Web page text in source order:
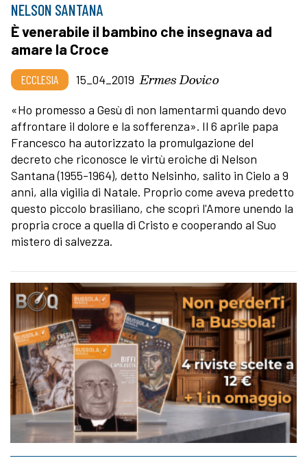
NELSON SANTANA
È venerabile il bambino che insegnava ad
amare la Croce
ECCLESIA 15_04_2019 Ermes Dovico
«Ho promesso a Gesù di non lamentarmi quando devo
affrontare il dolore e la sofferenza». Il 6 aprile papa
Francesco ha autorizzato la promulgazione del
decreto che riconosce le virtù eroiche di Nelson
Santana (1955-1964), detto Nelsinho, salito in Cielo a 9
anni, alla vigilia di Natale. Proprio come aveva predetto
questo piccolo brasiliano, che scoprì l'Amore unendo la
propria croce a quella di Cristo e cooperando al Suo
mistero di salvezza.